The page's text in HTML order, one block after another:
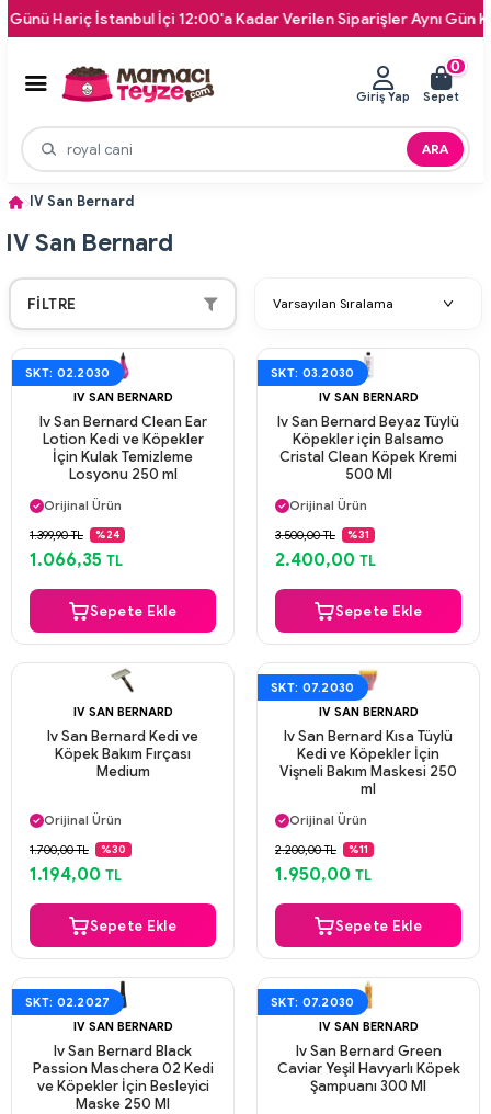
İstanbul İçi 12:00'a Kadar Verilen Siparişler Aynı Gün Kapınıza
ARA
Giriş Yap
0
Sepet
IV San Bernard
IV San Bernard
FILTRE
SKT: 02.2030
IV SAN BERNARD
Iv San Bernard Clean Ear
Lotion Kedi ve Köpekler
İçin Kulak Temizleme
Losyonu 250 ml
Aynı Gün Kargo
Orijinal Ürün
Güvenli Ödeme
Aynı Gün Kargo
1.399,90 TL %24
1.066,35 TL
Sepete Ekle
SKT: 03.2030
IV SAN BERNARD
Iv San Bernard Beyaz Tüylü
Köpekler için Balsamo
Cristal Clean Köpek Kremi
500 Ml
Aynı Gün Kargo
Orijinal Ürün
Güvenli Ödeme
Aynı Gün Kargo
3.500,00 TL %31
2.400,00 TL
Sepete Ekle
IV SAN BERNARD
Iv San Bernard Kedi ve
Köpek Bakım Fırçası
Medium
Orijinal Ürün
Güvenli Ödeme
Aynı Gün Kargo
1.700,00 TL %30
1.194,00 TL
Sepete Ekle
SKT: 07.2030
IV SAN BERNARD
Iv San Bernard Kısa Tüylü
Kedi ve Köpekler İçin
Vişneli Bakım Maskesi 250
ml
Aynı Gün Kargo
Orijinal Ürün
Güvenli Ödeme
Aynı Gün Kargo
2.200,00 TL %11
1.950,00 TL
Sepete Ekle
SKT: 02.2027
IV SAN BERNARD
Iv San Bernard Black
Passion Maschera 02 Kedi
ve Köpekler İçin Besleyici
Maske 250 Ml
SKT: 07.2030
IV SAN BERNARD
Iv San Bernard Green
Caviar Yeşil Havyarlı Köpek
Şampuanı 300 Ml